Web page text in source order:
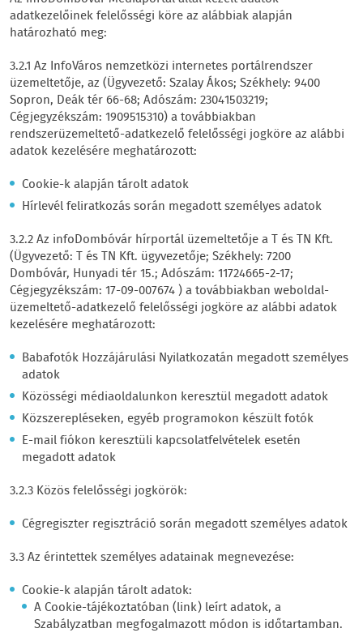
adatkezelőinek felelősségi köre az alábbiak alapján
határozható meg:
3.2.1 Az InfoVáros nemzetközi internetes portálrendszer
üzemeltetője, az (Ügyvezető: Szalay Ákos; Székhely: 9400
Sopron, Deák tér 66-68; Adószám: 23041503219;
Cégjegyzékszám: 1909515310) a továbbiakban
rendszerüzemeltető-adatkezelő felelősségi jogköre az alábbi
adatok kezelésére meghatározott:
Cookie-k alapján tárolt adatok
Hírlevél feliratkozás során megadott személyes adatok
3.2.2 Az infoDombóvár hírportál üzemeltetője a T és TN Kft.
(Ügyvezető: T és TN Kft. ügyvezetője; Székhely: 7200
Dombóvár, Hunyadi tér 15.; Adószám: 11724665-2-17;
Cégjegyzékszám: 17-09-007674 ) a továbbiakban weboldal-
üzemeltető-adatkezelő felelősségi jogköre az alábbi adatok
kezelésére meghatározott:
Babafotók Hozzájárulási Nyilatkozatán megadott személyes
adatok
Közösségi médiaoldalunkon keresztül megadott adatok
Közszerepléseken, egyéb programokon készült fotók
E-mail fiókon keresztüli kapcsolatfelvételek esetén
megadott adatok
3.2.3 Közös felelősségi jogkörök:
Cégregiszter regisztráció során megadott személyes adatok
3.3 Az érintettek személyes adatainak megnevezése:
Cookie-k alapján tárolt adatok:
A Cookie-tájékoztatóban (link) leírt adatok, a
Szabályzatban megfogalmazott módon is időtartamban.